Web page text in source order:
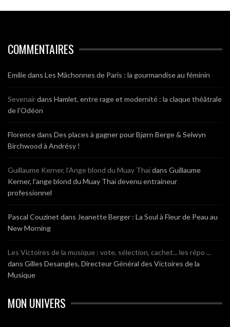
COMMENTAIRES
Emiliedans Les Mâchonnes de Paris : la gourmandise au féminin
Sevenairdans Hamlet, entre rage et modernité : la claque théâtrale
de l’Odéon
Florencedans Des places à gagner pour Bjørn Berge & Selwyn
Birchwood à Andrésy !
Guillaume Kerner, l’Ange blond du Muay Thaïdans Guillaume
Kerner, l’ange blond du Muay Thaï devenu entraineur
professionnel
Pascal Couzinet dans Jeanette Berger : La Soul à Fleur de Peau au
New Morning
Les Victoires de la musique : vote, sélection, cachet... les répo ...
dans Gilles Desangles, Directeur Général des Victoires de la
Musique
MON UNIVERS